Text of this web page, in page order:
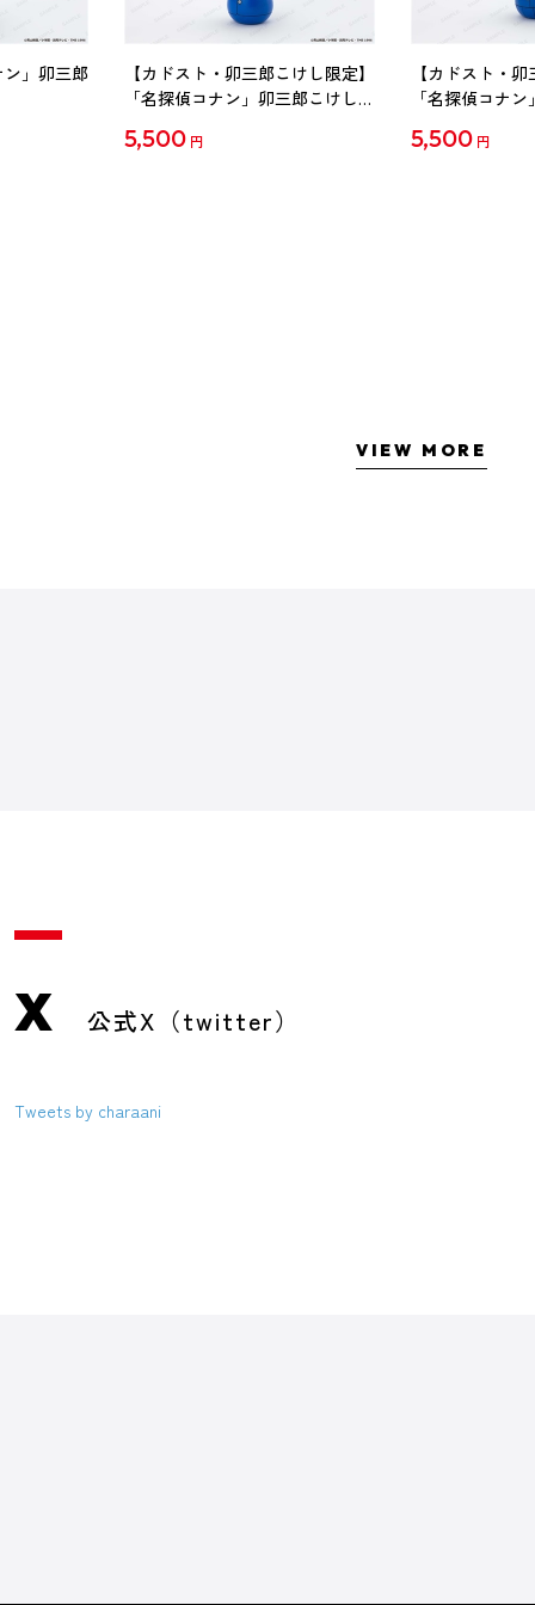
」卯三郎
【カドスト・卯三郎こけし限定】
「名探偵コナン」卯三郎こけし
5,500 円
【カドスト・
「名探偵コナ
5,500 円
VIEW MORE
X 公式X（twitter）
Tweets by charaani